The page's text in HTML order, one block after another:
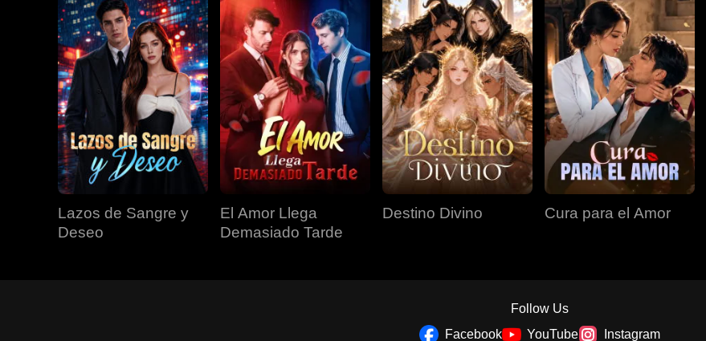
Lazos de Sangre y
Deseo
El Amor Llega
Demasiado Tarde
Destino Divino Cura para el Amor
Follow Us
Facebook
YouTube Instagram